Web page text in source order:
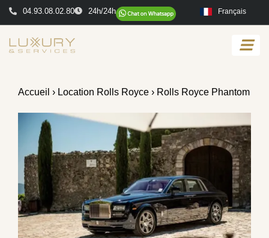
04.93.08.02.80 24h/24h Français
Accueil › Location Rolls Royce › Rolls Royce Phantom